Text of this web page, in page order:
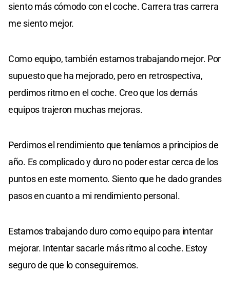
siento más cómodo con el coche. Carrera tras carrera
me siento mejor.
Como equipo, también estamos trabajando mejor. Por
supuesto que ha mejorado, pero en retrospectiva,
perdimos ritmo en el coche. Creo que los demás
equipos trajeron muchas mejoras.
Perdimos el rendimiento que teníamos a principios de
año. Es complicado y duro no poder estar cerca de los
puntos en este momento. Siento que he dado grandes
pasos en cuanto a mi rendimiento personal.
Estamos trabajando duro como equipo para intentar
mejorar. Intentar sacarle más ritmo al coche. Estoy
seguro de que lo conseguiremos.